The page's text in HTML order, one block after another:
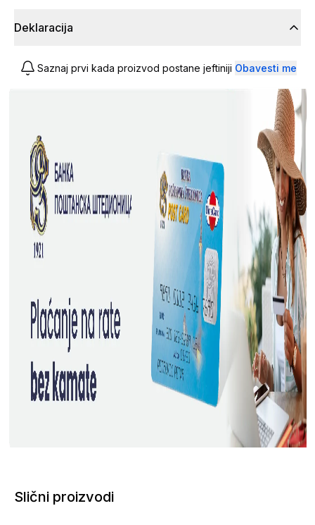
Deklaracija
Saznaj prvi kada proizvod postane jeftiniji Obavesti me
Slični proizvodi